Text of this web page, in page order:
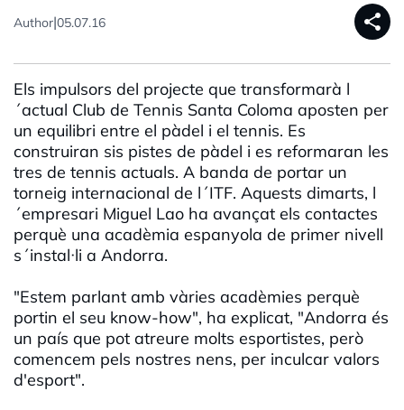
Author|05.07.16 share
Els impulsors del projecte que transformarà l
´actual Club de Tennis Santa Coloma aposten per
un equilibri entre el pàdel i el tennis. Es
construiran sis pistes de pàdel i es reformaran les
tres de tennis actuals. A banda de portar un
torneig internacional de l´ITF. Aquests dimarts, l
´empresari Miguel Lao ha avançat els contactes
perquè una acadèmia espanyola de primer nivell
s´instal·li a Andorra.
"Estem parlant amb vàries acadèmies perquè
portin el seu know-how", ha explicat, "Andorra és
un país que pot atreure molts esportistes, però
comencem pels nostres nens, per inculcar valors
d'esport".